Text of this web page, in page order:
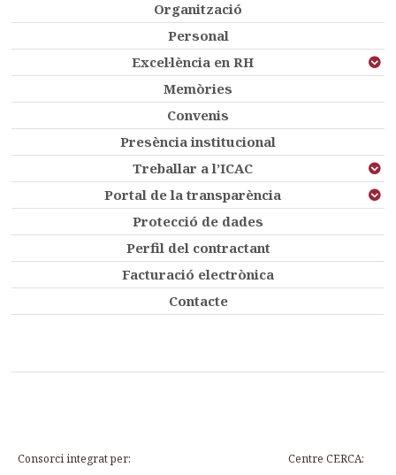
Organització
Personal
Excel·lència en RH
Memòries
Convenis
Presència institucional
Treballar a l’ICAC
Portal de la transparència
Protecció de dades
Perfil del contractant
Facturació electrònica
Contacte
Consorci integrat per: Centre CERCA: